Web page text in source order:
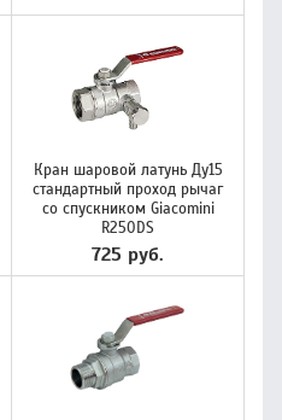
Кран шаровой латунь Ду15
стандартный проход рычаг
со спускником Giacomini
R250DS
725 руб.